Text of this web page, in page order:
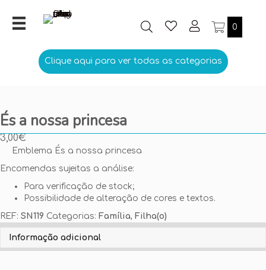
0
Clique aqui para ver todas as categorias
És a nossa princesa
3,00€
Emblema És a nossa princesa
Encomendas sujeitas a análise:
Para verificação de stock;
Possibilidade de alteração de cores e textos.
REF: SN119 Categorias: Família, Filha(o)
Personalize aqui o seu Emblema
Informação adicional